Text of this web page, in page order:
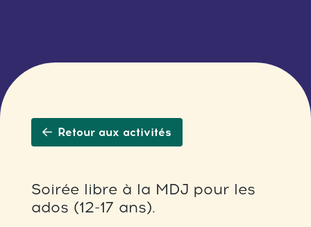
Retour aux activités
Soirée libre à la MDJ pour les
ados (12-17 ans).